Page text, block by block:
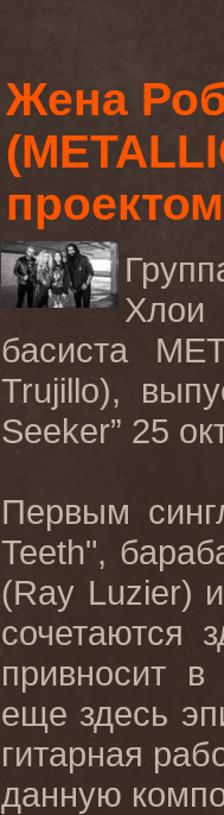
Жена
Хлои
басиста
Trujillo),
Seeker” 25
Первым
Teeth",
(Ray Luzier)
сочетаются
привносит
еще здесь
гитарная
данную